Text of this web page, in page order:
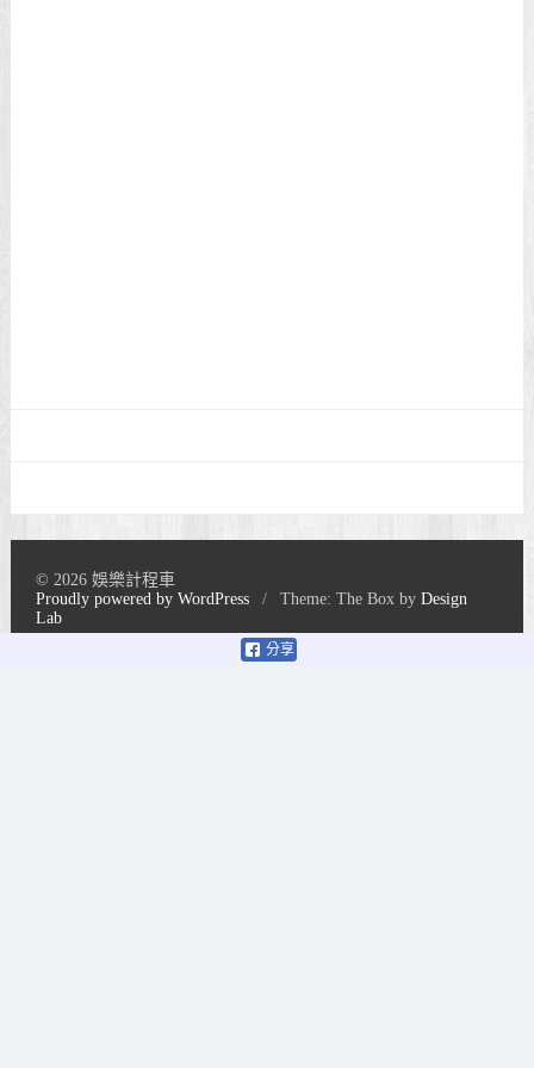
分享
© 2026 娛樂計程車
Proudly powered by WordPress
/ Theme: The Box byDesign
Lab